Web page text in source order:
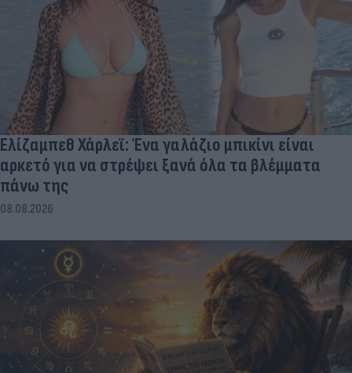
Ελίζαμπεθ Χάρλεϊ: Ένα γαλάζιο μπικίνι είναι
αρκετό για να στρέψει ξανά όλα τα βλέμματα
πάνω της
08.08.2026